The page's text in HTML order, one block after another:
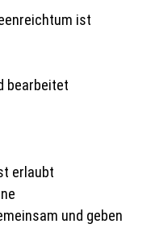
ist
bearbeitet
erlaubt
und geben